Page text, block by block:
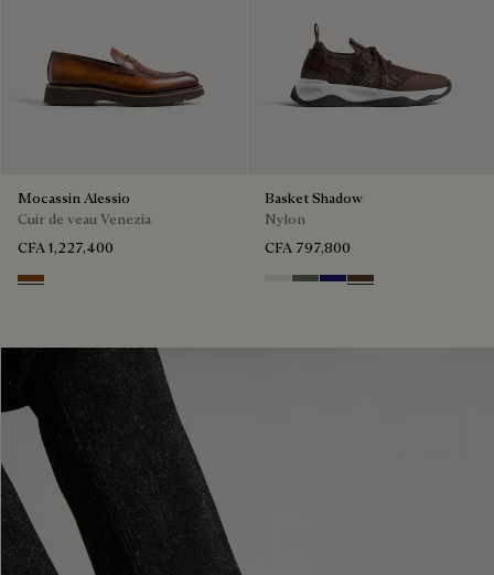
Mocassin Alessio
Cuir de veau Venezia
CFA 1,227,400
Cacao Intenso
Basket Shadow
Nylon
CFA 797,800
Cloud White
Leaf Green
Midnight Blue
Earth Brown